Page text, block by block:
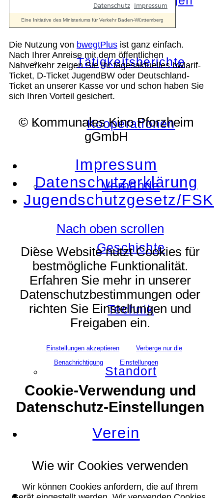
Tätigkeitsberichte
Kooperationen
Verbände
Geschichte
Technik
Standort
Verein
Suche
Die Nutzung von bwegtPlus ist ganz einfach.
Nach Ihrer Anreise mit dem öffentlichen
Nahverkehr zeigen Sie Ihr tagesaktuelles bwlarif-
Ticket, D-Ticket JugendBW oder Deutschland-
Ticket an unserer Kasse vor und schon haben Sie
sich Ihren Vorteil gesichert.
© Kommunales Kino Pforzheim
gGmbH
Impressum
Datenschutzerklärung
Jugendschutzgesetz/FSK
Nach oben scrollen
Diese Website nutzt Cookies für
bestmögliche Funktionalität.
Erfahren Sie mehr in unserer
Datenschutzbestimmungen oder
richten Sie Einstellungen und
Freigaben ein.
Einstellungen akzeptieren
Verberge nur die
Benachrichtigung
Einstellungen
Cookie-Verwendung und
Datenschutz-Einstellungen
Wie wir Cookies verwenden
Wir können Cookies anfordern, die auf Ihrem